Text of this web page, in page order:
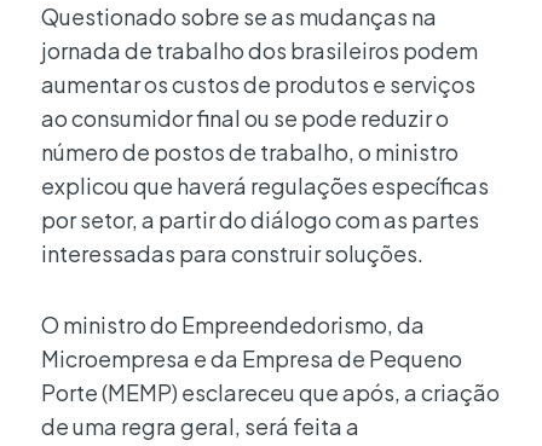
Questionado sobre se as mudanças na
jornada de trabalho dos brasileiros podem
aumentar os custos de produtos e serviços
ao consumidor final ou se pode reduzir o
número de postos de trabalho, o ministro
explicou que haverá regulações específicas
por setor, a partir do diálogo com as partes
interessadas para construir soluções.
O ministro do Empreendedorismo, da
Microempresa e da Empresa de Pequeno
Porte (MEMP) esclareceu que após, a criação
de uma regra geral, será feita a